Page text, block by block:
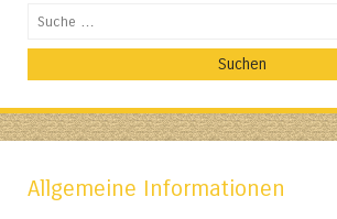
Suchen
Allgemeine Informationen